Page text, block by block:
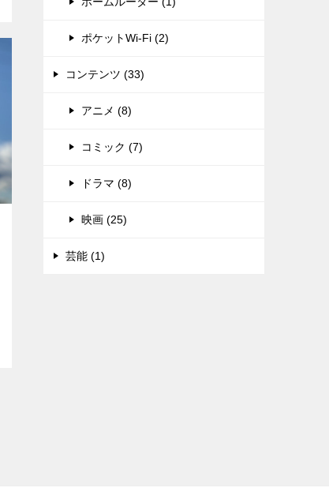
ポケットWi-Fi (2)
コンテンツ (33)
アニメ (8)
コミック (7)
ドラマ (8)
映画 (25)
芸能 (1)